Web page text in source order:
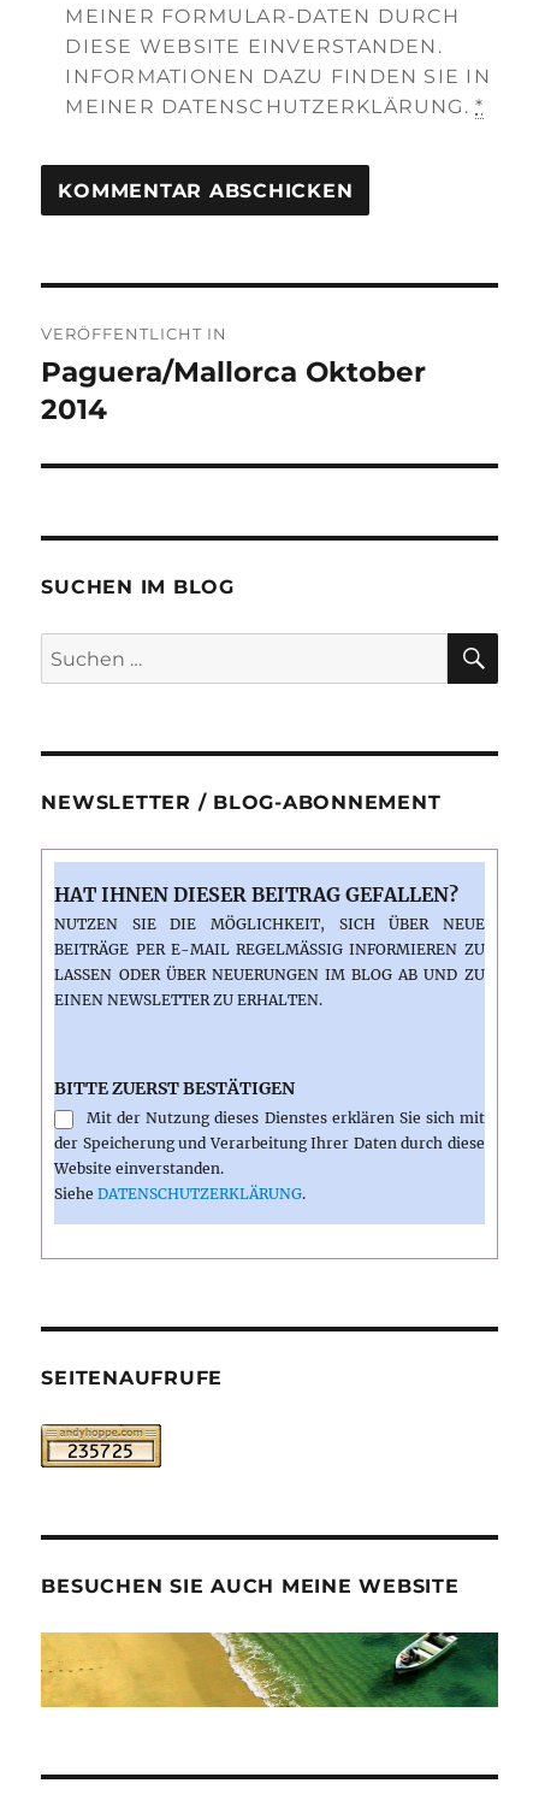
MEINER FORMULAR-DATEN DURCH
DIESE WEBSITE EINVERSTANDEN.
INFORMATIONEN DAZU FINDEN SIE IN
MEINER DATENSCHUTZERKLÄRUNG.*
VERÖFFENTLICHT IN
Paguera/Mallorca Oktober
2014
SUCHEN IM BLOG
Suchen
nach:
NEWSLETTER / BLOG-ABONNEMENT
HAT IHNEN DIESER BEITRAG GEFALLEN?
NUTZEN SIE DIE MÖGLICHKEIT, SICH ÜBER NEUE
BEITRÄGE PER E-MAIL REGELMÄSSIG INFORMIEREN ZU L
ASSEN ODER ÜBER NEUERUNGEN IM BLOG AB UND ZU E
INEN NEWSLETTER ZU ERHALTEN.
BITTE ZUERST BESTÄTIGEN
Mit der Nutzung dieses Dienstes erklären Sie sich mit
der Speicherung und Verarbeitung Ihrer Daten durch diese
Website einverstanden.
SieheDATENSCHUTZERKLÄRUNG.
SEITENAUFRUFE
BESUCHEN SIE AUCH MEINE WEBSITE